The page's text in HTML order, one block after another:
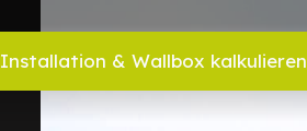
Installation & Wallbox kalkulieren